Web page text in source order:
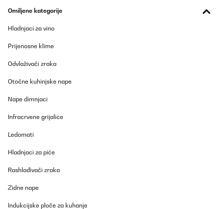
Beschreibung passt auch hundertprozentig z.b wenn man die
Prevedi
Gerät an sich ist super! Heizt meinen 8m2 Raum sehr schnell
verstellen immer aufstehen.Zudem das Rollen separat gekauft
Omiljene kategorije
Hladnjaci za vino
Prijenosne klime
Odvlaživači zraka
Otočne kuhinjske nape
Nape dimnjaci
Infracrvene grijalice
Ledomati
Hladnjaci za piće
Rashlađivači zraka
Zidne nape
Indukcijske ploče za kuhanje